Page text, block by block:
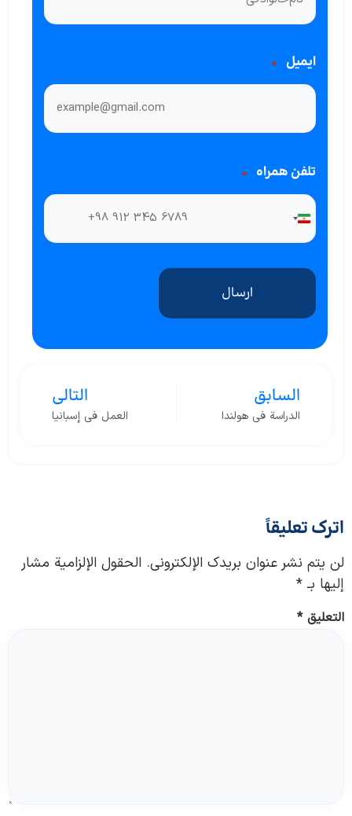
ایمیل *
تلفن همراه *
Iran +98
السابق
الدراسة في هولندا
التالي
العمل في إسبانيا
اترك تعليقاً
لن يتم نشر عنوان بريدك الإلكتروني. الحقول الإلزامية مشار
إليها بـ *
التعليق*